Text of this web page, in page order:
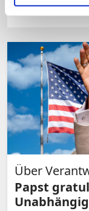
Über
Papst